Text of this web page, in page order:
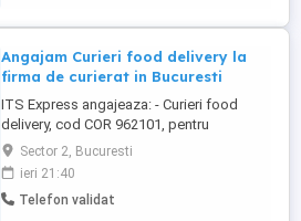
Angajam Curieri food delivery la
firma de curierat in Bucuresti
ITS Express angajeaza: - Curieri food
delivery, cod COR 962101, pentru
transportarea și livrarea bunurilor de
consum; Program 8 ore zi, 40 ore
saptamana. Se incheie contract de
munca. Cerinte pentru ocuparea postului: -
Sector 2, Bucuresti
ieri 21:40
Telefon validat